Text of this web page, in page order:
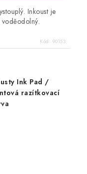
Inkoust je
Kód: 90153
Ink Pad /
razítkovací